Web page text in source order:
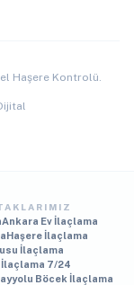
Haşere Kontrolü.
Ankara Ev İlaçlama
Haşere İlaçlama
İlaçlama
7/24
Böcek İlaçlama